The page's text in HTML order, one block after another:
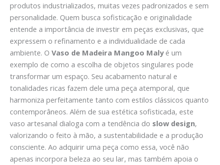
produtos industrializados, muitas vezes padronizados e sem
personalidade. Quem busca sofisticação e originalidade
entende a importância de investir em peças exclusivas, que
expressem o refinamento e a individualidade de cada
ambiente. O Vaso de Madeira Mangoo Malyé um
exemplo de como a escolha de objetos singulares pode
transformar um espaço. Seu acabamento natural e
tonalidades ricas fazem dele uma peça atemporal, que
harmoniza perfeitamente tanto com estilos clássicos quanto
contemporâneos. Além de sua estética sofisticada, este
vaso artesanal dialoga com a tendência do slow design,
valorizando o feito à mão, a sustentabilidade e a produção
consciente. Ao adquirir uma peça como essa, você não
apenas incorpora beleza ao seu lar, mas também apoia o